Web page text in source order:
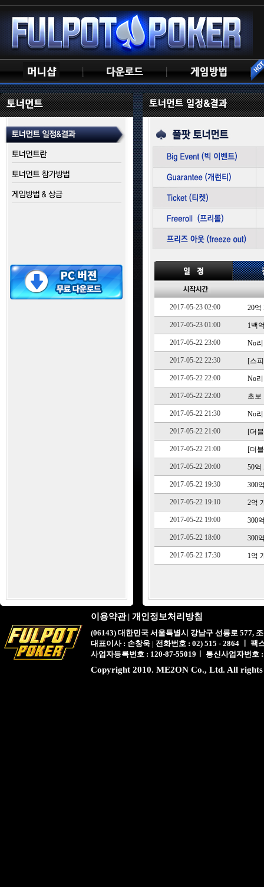
2017-05-23 02:00 20억
2017-05-23 01:00 1백
2017-05-22 23:00 No
2017-05-22 22:30 [스
2017-05-22 22:00 No
2017-05-22 22:00 초보
2017-05-22 21:30 No
2017-05-22 21:00 [더
2017-05-22 21:00 [더
2017-05-22 20:00 50억
2017-05-22 19:30 300
2017-05-22 19:10 2억
2017-05-22 19:00 300
2017-05-22 18:00 300
2017-05-22 17:30 1억
이용약관 | 개인정보처리방침
(06143) 대한민국 서울특별시 강남구 선릉로 577,
대표이사 : 손창욱 | 전화번호 : 02) 515 - 2864 ㅣ 팩
사업자등록번호 : 120-87-55019ㅣ 통신사업자번호
Copyright 2010. ME2ON Co., Ltd. All rights